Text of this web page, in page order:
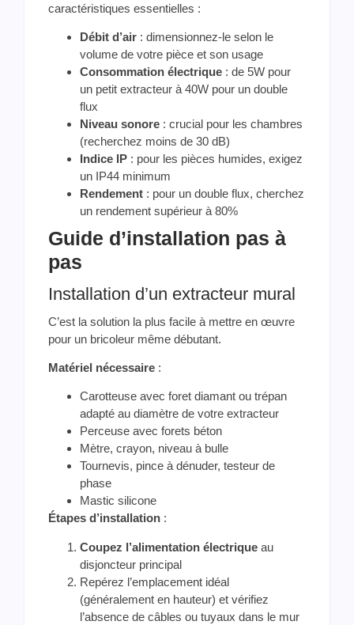
caractéristiques essentielles :
Débit d’air : dimensionnez-le selon le
volume de votre pièce et son usage
Consommation électrique : de 5W pour
un petit extracteur à 40W pour un double
flux
Niveau sonore : crucial pour les chambres
(recherchez moins de 30 dB)
Indice IP : pour les pièces humides, exigez
un IP44 minimum
Rendement : pour un double flux, cherchez
un rendement supérieur à 80%
Guide d’installation pas à
pas
Installation d’un extracteur mural
C’est la solution la plus facile à mettre en œuvre
pour un bricoleur même débutant.
Matériel nécessaire :
Carotteuse avec foret diamant ou trépan
adapté au diamètre de votre extracteur
Perceuse avec forets béton
Mètre, crayon, niveau à bulle
Tournevis, pince à dénuder, testeur de
phase
Mastic silicone
Étapes d’installation :
Coupez l’alimentation électrique au
disjoncteur principal
Repérez l’emplacement idéal
(généralement en hauteur) et vérifiez
l’absence de câbles ou tuyaux dans le mur